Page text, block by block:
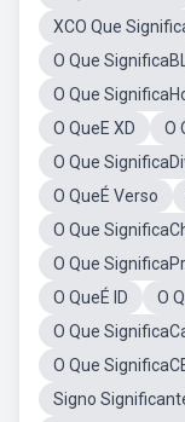
XCO Que
O Que SignificaBL
O Que
O QueE XD
O
O Que
O QueÉ Verso
O Que
O Que
O QueÉ ID
O
O Que
O Que
Signo